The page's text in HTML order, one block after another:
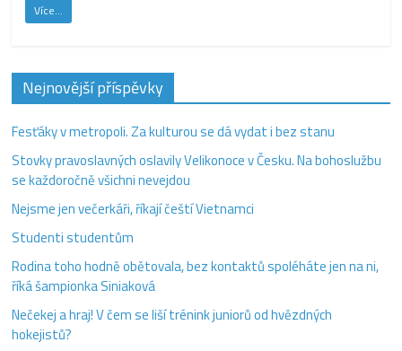
Více...
Nejnovější příspěvky
Fesťáky v metropoli. Za kulturou se dá vydat i bez stanu
Stovky pravoslavných oslavily Velikonoce v Česku. Na bohoslužbu
se každoročně všichni nevejdou
Nejsme jen večerkáři, říkají čeští Vietnamci
Studenti studentům
Rodina toho hodně obětovala, bez kontaktů spoléháte jen na ni,
říká šampionka Siniaková
Nečekej a hraj! V čem se liší trénink juniorů od hvězdných
hokejistů?